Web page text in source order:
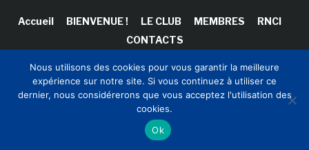
Accueil BIENVENUE ! LE CLUB MEMBRES
RNCI
CONTACTS
Copyright © 2026 Club Innovation & Culture CLIC France /
Sinapses Conseils
Nous utilisons des cookies pour vous garantir la meilleure
expérience sur notre site. Si vous continuez à utiliser ce
dernier, nous considérerons que vous acceptez l'utilisation des
cookies.
Ok